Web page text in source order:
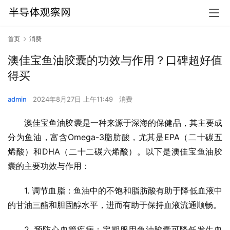
首页 消费
澳佳宝鱼油胶囊的功效与作用？口碑超好值
得买
admin 2024年8月27日 上午11:49 消费
澳佳宝鱼油胶囊是一种来源于深海的保健品，其主要成
分为鱼油，富含Omega-3脂肪酸，尤其是EPA（二十碳五
烯酸）和DHA（二十二碳六烯酸）。以下是澳佳宝鱼油胶
囊的主要功效与作用：
1. 调节血脂：鱼油中的不饱和脂肪酸有助于降低血液中
的甘油三酯和胆固醇水平，进而有助于保持血液流通顺畅。